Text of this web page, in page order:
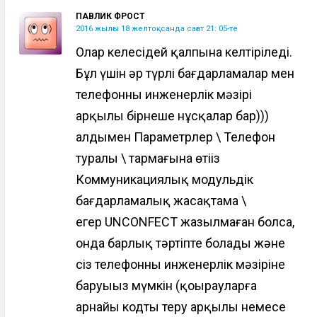
ПАВЛИК ФРОСТ
2016 жылғы 18 желтоқсанда сағат 21: 05-те
Олар келесідей қалпына келтіріледі.
Бұл үшін әр түрлі бағдарламалар мен
телефонның инженерлік мәзірі
арқылы бірнеше нұсқалар бар)))
алдымен Параметрлер \ Телефон
туралы \ тармағына өтіңіз
Коммуникациялық модульдік
бағдарламалық жасақтама \
егер UNCONFECT жазылмаған болса,
онда барлық тәртіпте болады және
сіз телефонның инженерлік мәзіріне
баруыңыз мүмкін (қоңырауларға
арнайы кодты теру арқылы немесе